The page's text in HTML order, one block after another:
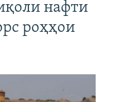
нафти
роҳҳои